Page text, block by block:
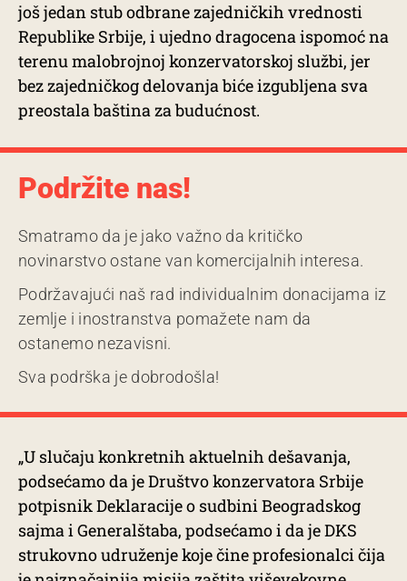
još jedan stub odbrane zajedničkih vrednosti
Republike Srbije, i ujedno dragocena ispomoć na
terenu malobrojnoj konzervatorskoj službi, jer
bez zajedničkog delovanja biće izgubljena sva
preostala baština za budućnost.
Podržite nas!
Smatramo da je jako važno da kritičko
novinarstvo ostane van komercijalnih interesa.
Podržavajući naš rad individualnim donacijama iz
zemlje i inostranstva pomažete nam da
ostanemo nezavisni.
Sva podrška je dobrodošla!
„U slučaju konkretnih aktuelnih dešavanja,
podsećamo da je Društvo konzervatora Srbije
potpisnik Deklaracije o sudbini Beogradskog
sajma i Generalštaba, podsećamo i da je DKS
strukovno udruženje koje čine profesionalci čija